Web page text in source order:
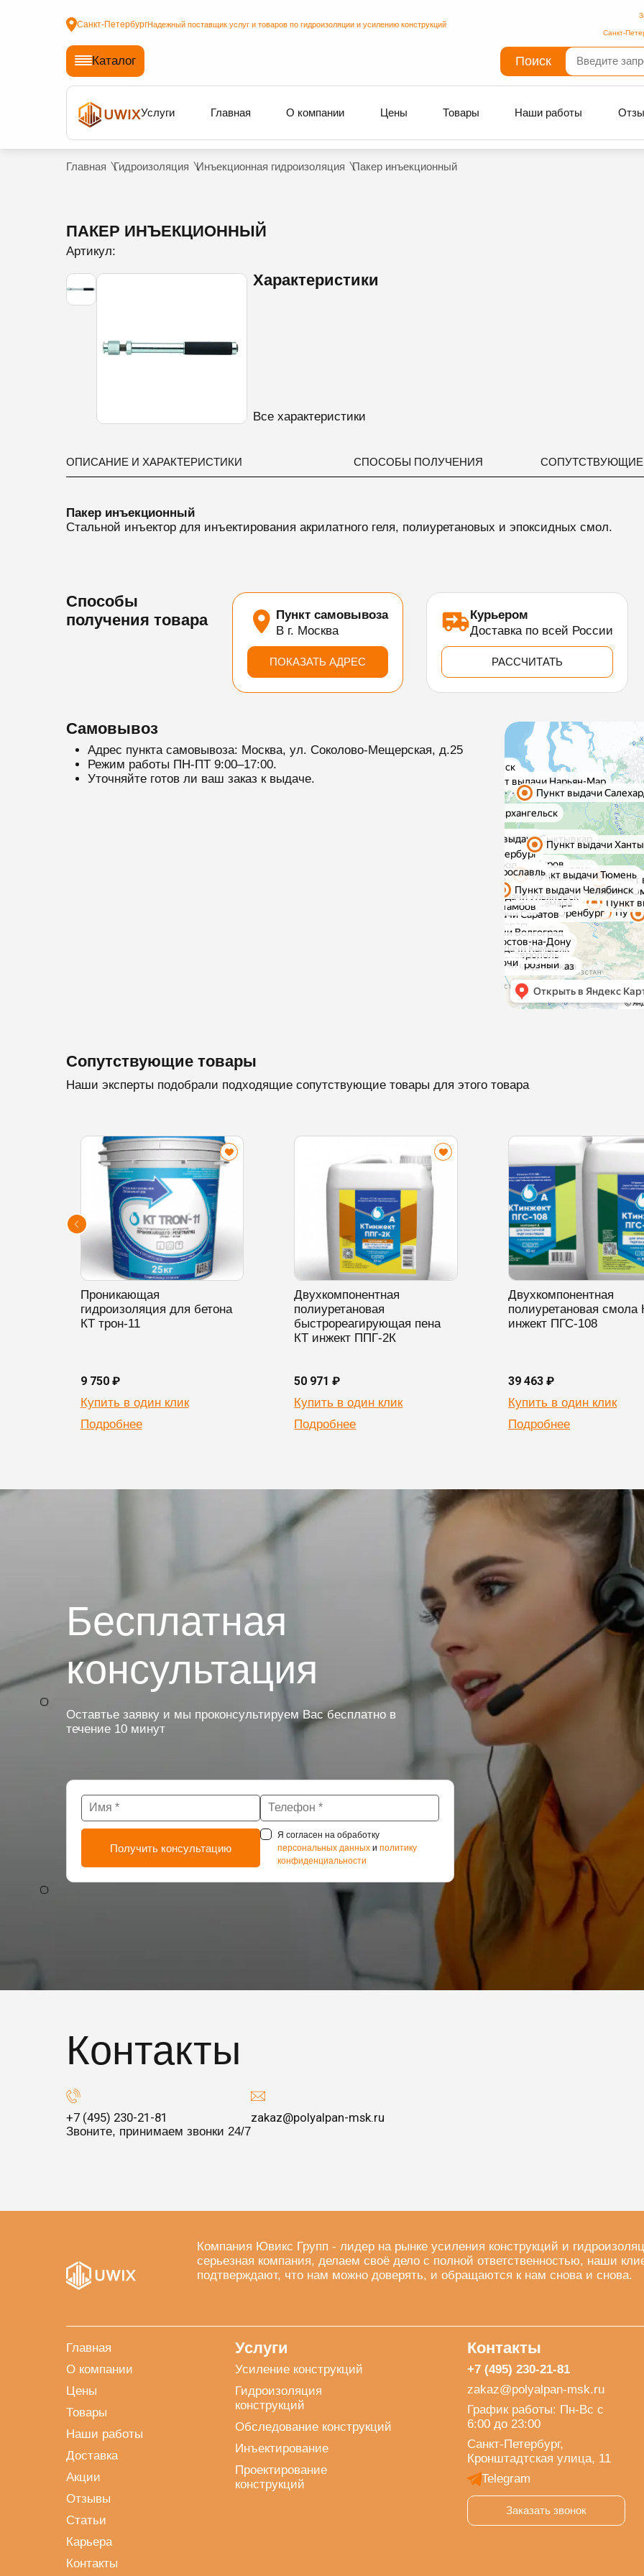
Санкт-ПетербургНадежный поставщик услуг и товаров по гидроизоляции и усилению конструкций
Санкт-
Каталог Поиск
Услуги Главная О компании Цены Товары Наши работы
Главная Гидроизоляция Инъекционная гидроизоляция Пакер инъекционный
ПАКЕР ИНЪЕКЦИОННЫЙ
Артикул:
Характеристики
Все характеристики
ОПИСАНИЕ И ХАРАКТЕРИСТИКИ СПОСОБЫ ПОЛУЧЕНИЯ СОПУТСТВУЮЩИЕ
Пакер инъекционный
Стальной инъектор для инъектирования акрилатного геля, полиуретановых и эпоксидных смол.
Способы
получения товара
Пункт самовывоза
В г. Москва
ПОКАЗАТЬ АДРЕС
Курьером
Доставка по всей России
РАССЧИТАТЬ
Самовывоз
Адрес пункта самовывоза: Москва, ул. Соколово-Мещерская, д.25
Режим работы ПН-ПТ 9:00–17:00.
Уточняйте готов ли ваш заказ к выдаче.
Сопутствующие товары
Наши эксперты подобрали подходящие сопутствующие товары для этого товара
Проникающая
гидроизоляция для бетона
КТ трон-11
9 750 ₽
Купить в один клик
Подробнее
Двухкомпонентная
полиуретановая
быстрореагирующая пена
КТ инжект ППГ-2К
50 971 ₽
Купить в один клик
Подробнее
Двухкомпонентная
полиуретановая смола
инжект ПГС-108
39 463 ₽
Купить в один клик
Подробнее
Бесплатная
консультация
Оставтье заявку и мы проконсультируем Вас бесплатно в
течение 10 минут
Я согласен на обработку
персональных данныхи политику
конфиденциальности
Контакты
+7 (495) 230-21-81
Звоните, принимаем звонки 24/7
zakaz@polyalpan-msk.ru
Компания Ювикс Групп - лидер на рынке усиления конструкций и
серьезная компания, делаем своё дело с полной ответственностью, наши
подтверждают, что нам можно доверять, и обращаются к нам снова и снова.
Главная
О компании
Цены
Товары
Наши работы
Доставка
Акции
Отзывы
Статьи
Карьера
Контакты
Услуги
Усиление конструкций
Гидроизоляция
конструкций
Обследование конструкций
Инъектирование
Проектирование
конструкций
Контакты
+7 (495) 230-21-81
zakaz@polyalpan-msk.ru
График работы: Пн-Вс с
6:00 до 23:00
Санкт-Петербург,
Кронштадтская улица, 11
Telegram
Заказать звонок